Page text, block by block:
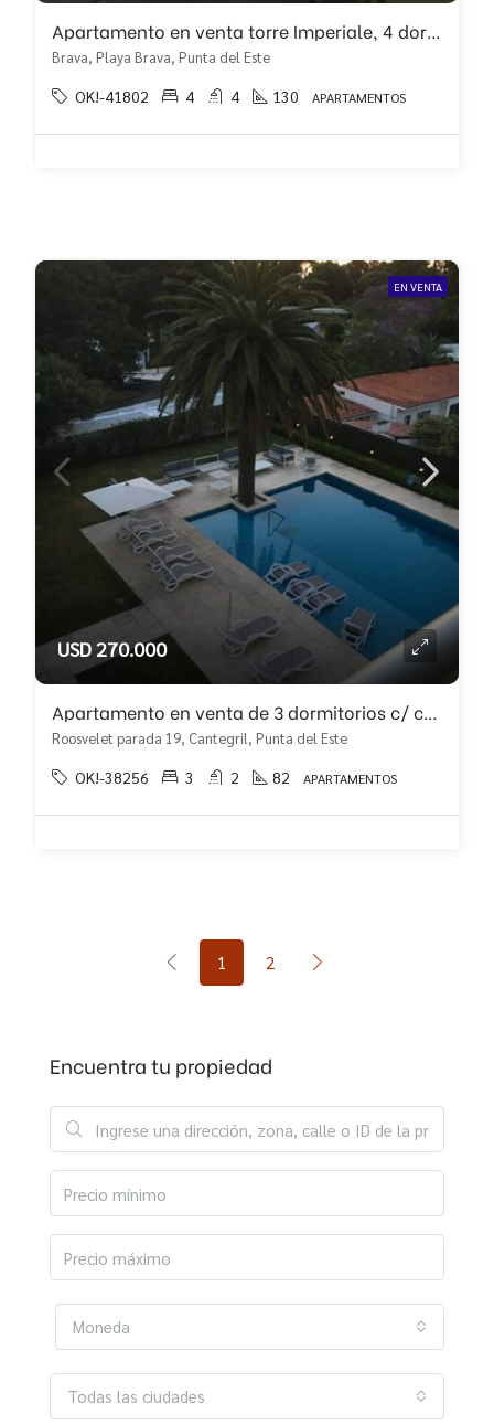
Apartamento en venta torre Imperiale, 4 dormitorios!!
Brava, Playa Brava, Punta del Este
OK!-41802 4 4 130 APARTAMENTOS
EN VENTA
USD 270.000
Apartamento en venta de 3 dormitorios c/ cochera en Cantegril
Roosvelet parada 19, Cantegril, Punta del Este
OK!-38256 3 2 82 APARTAMENTOS
1 2
Encuentra tu propiedad
Moneda
Todas las ciudades